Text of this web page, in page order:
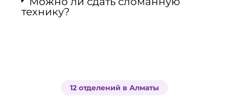
технику?
12 отделений в Алматы